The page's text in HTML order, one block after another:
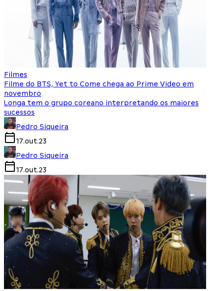
Filmes
Filme do BTS, Yet to Come chega ao Prime Video em
novembro
Longa tem o grupo coreano interpretando os maiores
sucessos
Pedro Siqueira
17.out.23
Pedro Siqueira
17.out.23